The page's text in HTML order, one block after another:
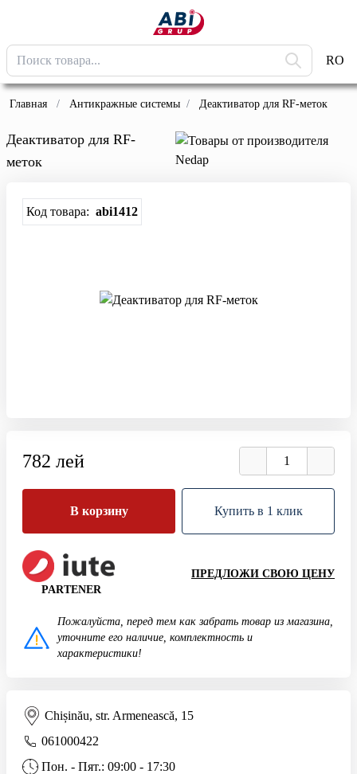
RO
Главная / Антикражные системы / Деактиватор для RF-меток
Деактиватор для RF-
меток
Код товара: abi1412
782 лей
В корзину Купить в 1 клик
PARTENER
ПРЕДЛОЖИ СВОЮ ЦЕНУ
Пожалуйста, перед тем как забрать товар из магазина,
уточните его наличие, комплектность и
характеристики!
Chișinău, str. Armenească, 15
061000422
Пон. - Пят.: 09:00 - 17:30